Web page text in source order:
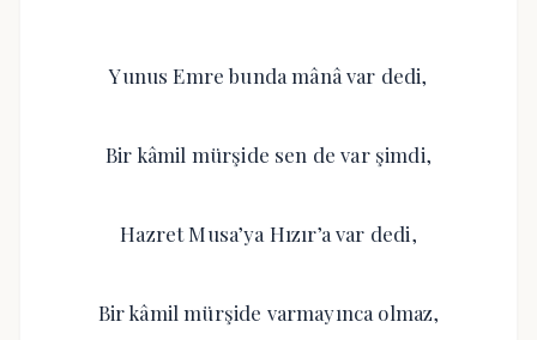
Yunus Emre bunda mânâ var dedi,
Bir kâmil mürşide sen de var şimdi,
Hazret Musa’ya Hızır’a var dedi,
Bir kâmil mürşide varmayınca olmaz,